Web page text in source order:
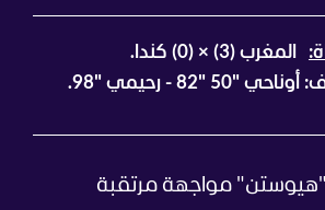
المغرب (3) × (0) كندا.
"50 "82 - رحيمي "98.
مواجهة مرتقبة